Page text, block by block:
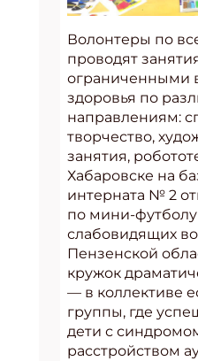
Волонтеры по
проводят
ограниченными
здоровья по
направлениям:
творчество,
занятия,
Хабаровске на
интерната № 2
по мини-футболу
слабовидящих
Пензенской
кружок
— в коллективе
группы, где
дети с
расстройством